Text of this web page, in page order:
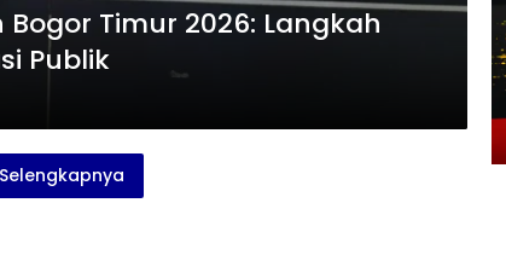
Timur 2026: Langkah
Publik
Selengkapnya